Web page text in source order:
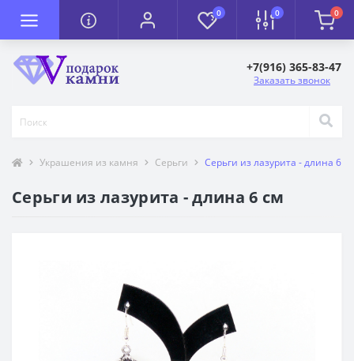
0 0 0
+7(916) 365-83-47
Заказать звонок
Украшения из камня Серьги Серьги из лазурита - длина 6
Серьги из лазурита - длина 6 см